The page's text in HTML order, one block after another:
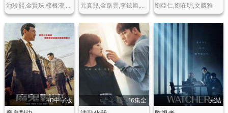
池珍熙,金賢珠,樸根瀅,李承俊,李漢偉,金秀珍,孫鍾鶴,宋英奎
元真兒,金路雲,李鉉旭,李主儐,李奎翰,王光娜,河允慶,姜慧珍
劉亞仁,劉在明,文勝雅
HD中字版 16集全 完結